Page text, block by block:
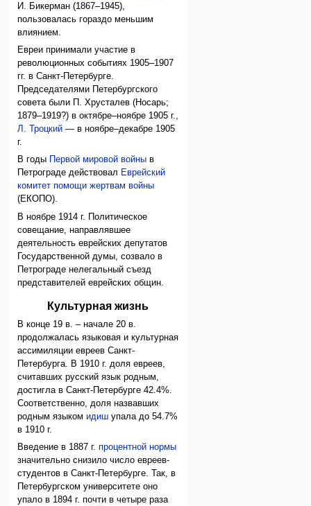
И. Бикерман (1867–1945),
пользовалась гораздо меньшим
влиянием.
Евреи принимали участие в
революционных событиях 1905–1907
гг. в Санкт-Петербурге.
Председателями Петербургского
совета были П. Хрусталев (Носарь;
1879–1919?) в октябре–ноябре 1905 г.,
Л. Троцкий — в ноябре–декабре 1905
г.
В годы
Первой мировой войны в
Петрограде действовал Еврейский
комитет помощи жертвам войны
(ЕКОПО).
В ноябре 1914 г. Политическое
совещание, направлявшее
деятельность еврейских депутатов
Государственной думы, созвало в
Петрограде нелегальный съезд
представителей еврейских общин.
Культурная жизнь
В конце 19 в. – начале 20 в.
продолжалась языковая и культурная
ассимиляции евреев Санкт-
Петербурга. В 1910 г. доля евреев,
считавших русский язык родным,
достигла в Санкт-Петербурге 42.4%.
Соответственно, доля назвавших
родным языкомидиш упала до 54.7%
в 1910 г.
Введение в 1887 г.процентной нормы
значительно снизило число евреев-
студентов в Санкт-Петербурге. Так, в
Петербургском университете оно
упало в 1894 г. почти в четыре раза